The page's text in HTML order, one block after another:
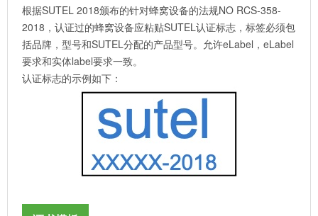
根据SUTEL 2018颁布的针对蜂窝设备的法规NO RCS-358-
2018，认证过的蜂窝设备应粘贴SUTEL认证标志，标签必须包
括品牌，型号和SUTEL分配的产品型号。允许eLabel，eLabel
要求和实体label要求一致。
认证标志的示例如下：